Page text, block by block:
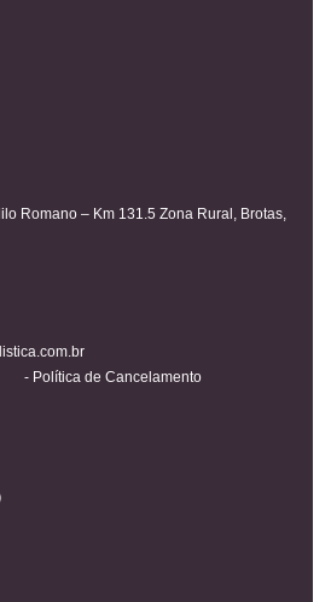
Romano – Km 131.5 Zona Rural, Brotas,
- Política de Cancelamento